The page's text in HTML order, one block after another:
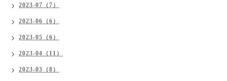
2023-07（7）
2023-06（6）
2023-05（6）
2023-04（11）
2023-03（8）